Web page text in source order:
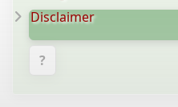
?
Disclaimer